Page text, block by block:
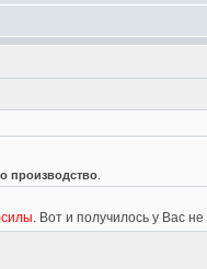
производство.
. Вот и получилось у Вас